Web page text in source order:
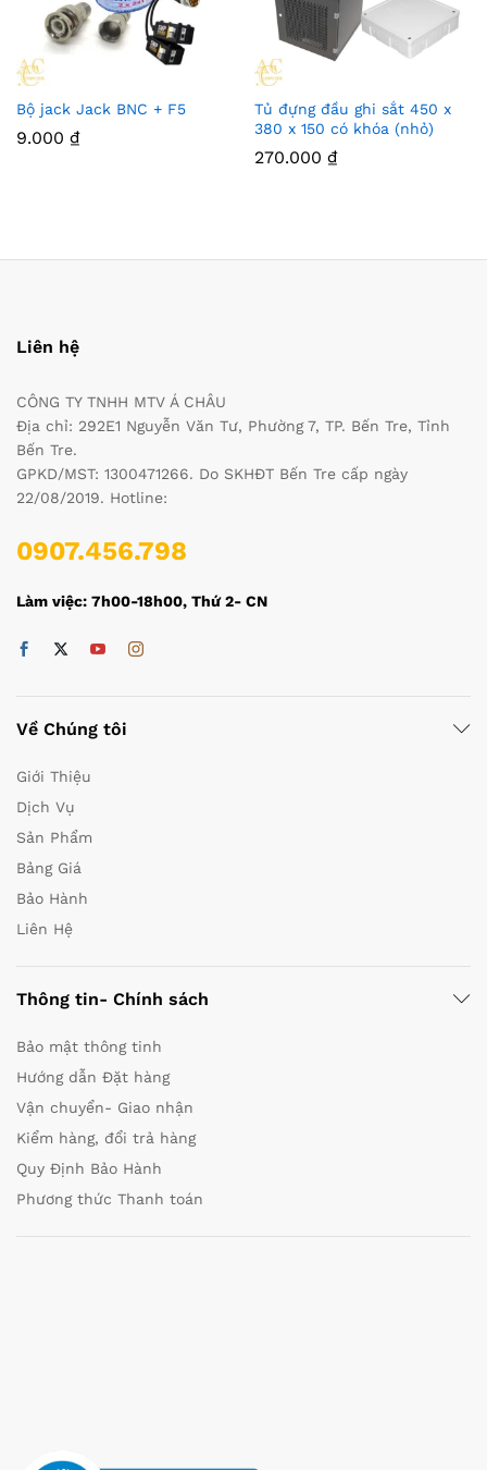
Bộ jack Jack BNC + F5
9.000 ₫
Tủ đựng đầu ghi sắt 450 x
380 x 150 có khóa (nhỏ)
270.000 ₫
Liên hệ
CÔNG TY TNHH MTV Á CHÂU
Địa chỉ: 292E1 Nguyễn Văn Tư, Phường 7, TP. Bến Tre, Tỉnh
Bến Tre.
GPKD/MST: 1300471266. Do SKHĐT Bến Tre cấp ngày
22/08/2019. Hotline:
0907.456.798
Làm việc: 7h00-18h00, Thứ 2- CN
Về Chúng tôi
Giới Thiệu
Dịch Vụ
Sản Phẩm
Bảng Giá
Bảo Hành
Liên Hệ
Thông tin- Chính sách
Bảo mật thông tinh
Hướng dẫn Đặt hàng
Vận chuyển- Giao nhận
Kiểm hàng, đổi trả hàng
Quy Định Bảo Hành
Phương thức Thanh toán